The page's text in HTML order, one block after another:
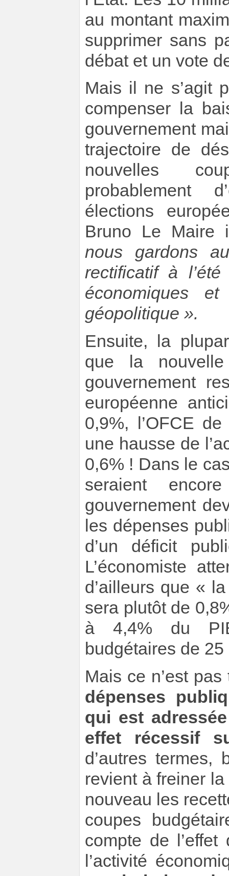
au montant
supprimer sans
débat et un vote
Mais il ne s’agit
compenser la
gouvernement
trajectoire de
nouvelles
probablement
élections
Bruno Le Maire
nous gardons
rectificatif à
économiques
géopolitique ».
Ensuite, la
que la
gouvernement
européenne
0,9%, l’OFCE
une hausse de
0,6% ! Dans le
seraient
gouvernement
les dépenses
d’un déficit
L’économiste
d’ailleurs que «
sera plutôt de
à 4,4% du
budgétaires de
Mais ce n’est pas
dépenses
qui est
effet récessif
d’autres termes,
revient à freiner
nouveau les
coupes
compte de
l’activité